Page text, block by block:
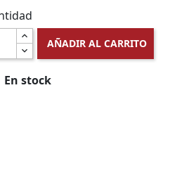
AÑADIR AL CARRITO
En stock